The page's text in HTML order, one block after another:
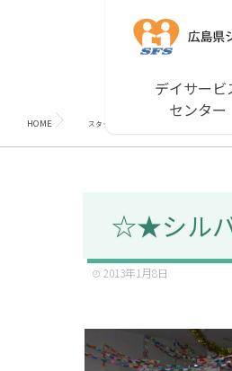
デイサービ
センター
HOME スタッフブログ ☆★シルバー・
☆★シル
2013年1月8日